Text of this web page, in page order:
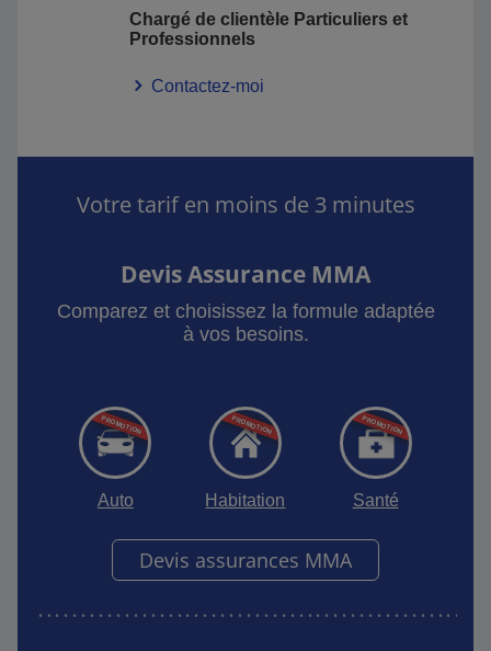
Chargé de clientèle Particuliers et
Professionnels
Contactez-moi
Votre tarif en moins de 3 minutes
Devis Assurance MMA
Comparez et choisissez la formule adaptée
à vos besoins.
Auto Habitation Santé
Devis assurances MMA